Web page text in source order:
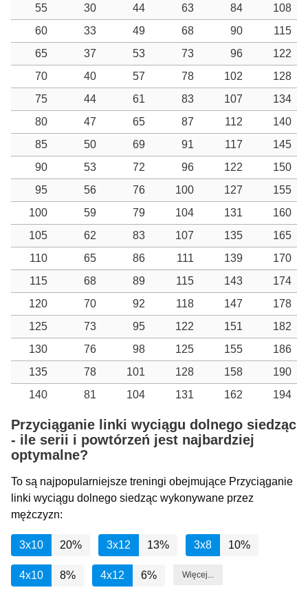
55 30 44 63 84
108
60
33 49 68 90
115
65
37 53 73 96
122
70
40 57 78 102
128
75
44 61 83 107
134
80
47 65 87 112
140
85
50 69 91 117
145
90
53 72 96 122
150
95
56 76 100 127
155
100
59 79 104 131
160
105
62 83 107 135
165
110
65 86 111 139
170
115
68 89 115 143
174
120
70 92 118 147
178
125
73 95 122 151
182
130
76 98 125 155
186
135
78 101 128 158
190
140
81 104 131 162 194
Przyciąganie linki wyciągu dolnego siedząc
- ile serii i powtórzeń jest najbardziej
optymalne?
To są najpopularniejsze treningi obejmujące Przyciąganie
linki wyciągu dolnego siedząc wykonywane przez
mężczyzn:
3x10 20% 3x12 13% 3x8 10%
4x10 8% 4x12 6% Więcej...